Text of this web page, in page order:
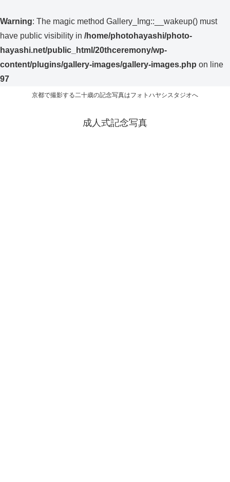
Warning: The magic method Gallery_Img::__wakeup() must
have public visibility in /home/photohayashi/photo-
hayashi.net/public_html/20thceremony/wp-
content/plugins/gallery-images/gallery-images.php on line
97
京都で撮影する二十歳の記念写真はフォトハヤシスタジオへ
成人式記念写真